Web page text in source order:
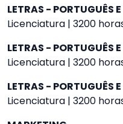
LETRAS - PORTUGUÊS
Licenciatura | 3200
LETRAS - PORTUGUÊS
Licenciatura | 3200
LETRAS - PORTUGUÊS
Licenciatura | 3200